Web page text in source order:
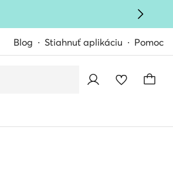
Blog Stiahnuť aplikáciu Pomoc